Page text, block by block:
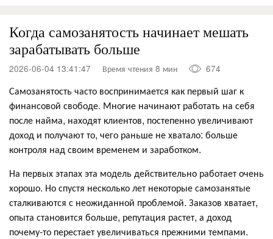
Когда самозанятость начинает мешать
зарабатывать больше
2026-06-04 13:41:47 Время чтения 8 мин 674
Самозанятость часто воспринимается как первый шаг к
финансовой свободе. Многие начинают работать на себя
после найма, находят клиентов, постепенно увеличивают
доход и получают то, чего раньше не хватало: больше
контроля над своим временем и заработком.
На первых этапах эта модель действительно работает очень
хорошо. Но спустя несколько лет некоторые самозанятые
сталкиваются с неожиданной проблемой. Заказов хватает,
опыта становится больше, репутация растет, а доход
почему-то перестает увеличиваться прежними темпами.